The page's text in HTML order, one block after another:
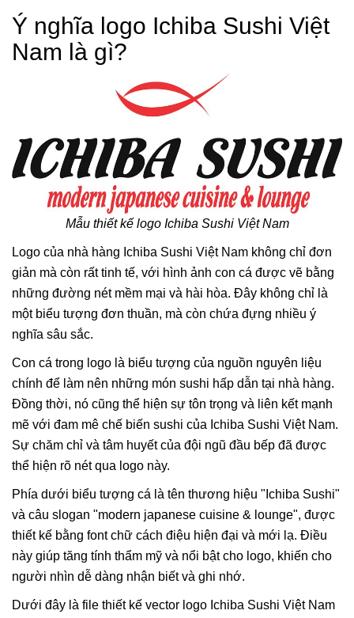
Ý nghĩa logo Ichiba Sushi Việt
Nam là gì?
Mẫu thiết kế logo Ichiba Sushi Việt Nam
Logo của nhà hàng Ichiba Sushi Việt Nam không chỉ đơn
giản mà còn rất tinh tế, với hình ảnh con cá được vẽ bằng
những đường nét mềm mại và hài hòa. Đây không chỉ là
một biểu tượng đơn thuần, mà còn chứa đựng nhiều ý
nghĩa sâu sắc.
Con cá trong logo là biểu tượng của nguồn nguyên liệu
chính để làm nên những món sushi hấp dẫn tại nhà hàng.
Đồng thời, nó cũng thể hiện sự tôn trọng và liên kết mạnh
mẽ với đam mê chế biến sushi của Ichiba Sushi Việt Nam.
Sự chăm chỉ và tâm huyết của đội ngũ đầu bếp đã được
thể hiện rõ nét qua logo này.
Phía dưới biểu tượng cá là tên thương hiệu "Ichiba Sushi"
và câu slogan "modern japanese cuisine & lounge", được
thiết kế bằng font chữ cách điệu hiện đại và mới lạ. Điều
này giúp tăng tính thẩm mỹ và nổi bật cho logo, khiến cho
người nhìn dễ dàng nhận biết và ghi nhớ.
Dưới đây là file thiết kế vector logo Ichiba Sushi Việt Nam